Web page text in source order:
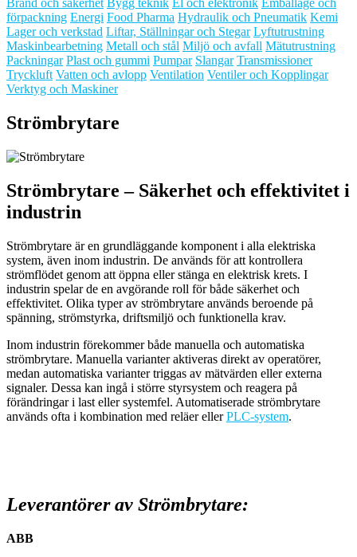
Brand och säkerhet Bygg teknik El och elektronik Emballage och
förpackning Energi Food Pharma Hydraulik och Pneumatik Kemi
Lager och verkstad Liftar, Ställningar och Stegar Lyftutrustning
Maskinbearbetning Metall och stål Miljö och avfall Mätutrustning
Packningar Plast och gummi Pumpar Slangar Transmissioner
Tryckluft Vatten och avlopp Ventilation Ventiler och Kopplingar
Verktyg och Maskiner
Strömbrytare
Strömbrytare – Säkerhet och effektivitet i
industrin
Strömbrytare är en grundläggande komponent i alla elektriska
system, även inom industrin. De används för att kontrollera
strömflödet genom att öppna eller stänga en elektrisk krets. I
industrin spelar de en avgörande roll för både säkerhet och
effektivitet. Olika typer av strömbrytare används beroende på
spänning, strömstyrka, driftsmiljö och funktionella krav.
Inom industrin förekommer både manuella och automatiska
strömbrytare. Manuella varianter aktiveras direkt av operatörer,
medan automatiska varianter triggas av mätvärden eller externa
signaler. Dessa kan ingå i större styrsystem och reagera på
förändringar i last eller systemfel. Automatiserade strömbrytare
används ofta i kombination med reläer ellerPLC-system.
Leverantörer av Strömbrytare:
ABB